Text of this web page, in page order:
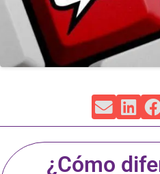
¿Cómo